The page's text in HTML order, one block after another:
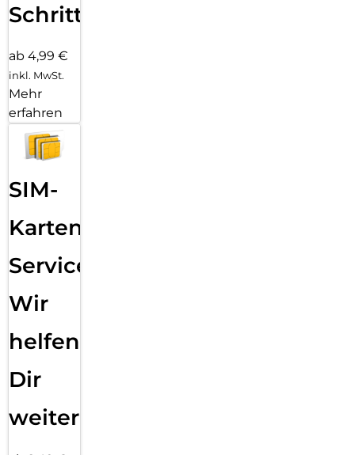
Schritten
ab 4,99 €
inkl. MwSt.
Mehr
erfahren
SIM-
Karten
Service:
Wir
helfen
Dir
weiter